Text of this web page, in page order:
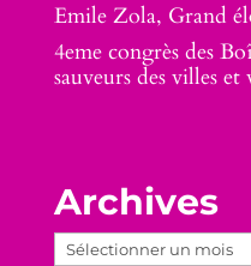
Emile Zola, Grand
4eme congrès des
sauveurs des villes et
Archives
Archives